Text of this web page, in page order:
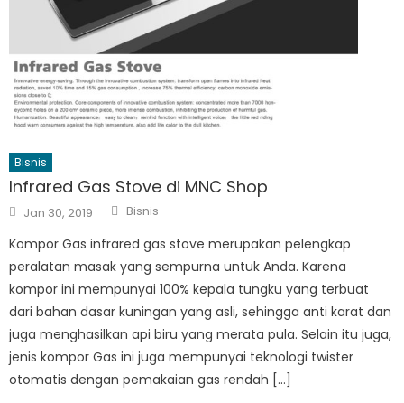
Bisnis
Infrared Gas Stove di MNC Shop
Posted
on
Jan 30, 2019 Author
Bisnis
Kompor Gas infrared gas stove merupakan pelengkap
peralatan masak yang sempurna untuk Anda. Karena
kompor ini mempunyai 100% kepala tungku yang terbuat
dari bahan dasar kuningan yang asli, sehingga anti karat dan
juga menghasilkan api biru yang merata pula. Selain itu juga,
jenis kompor Gas ini juga mempunyai teknologi twister
otomatis dengan pemakaian gas rendah […]